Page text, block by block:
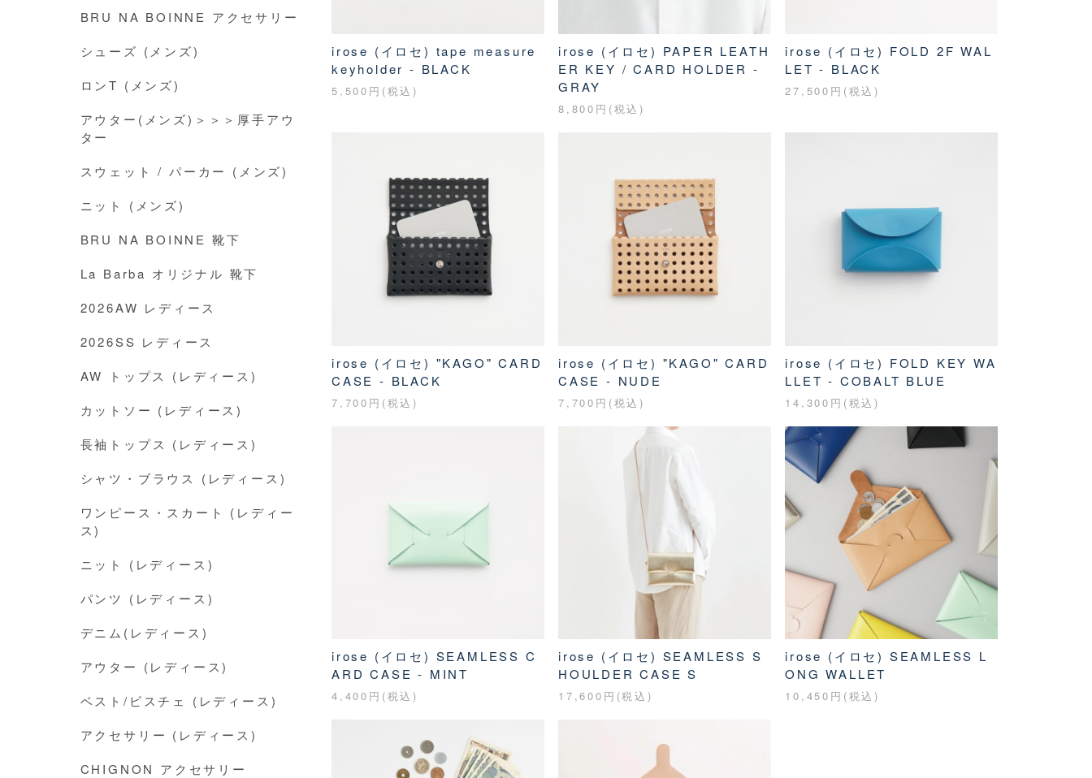
irose (イロセ) tape measure
keyholder - BLACK
5,500円(税込)
irose (イロセ) PAPER LEATH
ER KEY / CARD HOLDER -
GRAY
8,800円(税込)
irose (イロセ) FOLD 2F WAL
LET - BLACK
27,500円(税込)
irose (イロセ) "KAGO" CARD
CASE - BLACK
7,700円(税込)
irose (イロセ) "KAGO" CARD
CASE - NUDE
7,700円(税込)
irose (イロセ) FOLD KEY WA
LLET - COBALT BLUE
14,300円(税込)
irose (イロセ) SEAMLESS C
ARD CASE - MINT
4,400円(税込)
irose (イロセ) SEAMLESS S
HOULDER CASE S
17,600円(税込)
irose (イロセ) SEAMLESS L
ONG WALLET
10,450円(税込)
BRU NA BOINNE アクセサリー
シューズ (メンズ)
ロンT (メンズ)
アウター(メンズ)＞＞＞厚手アウ
ター
スウェット / パーカー (メンズ)
ニット (メンズ)
BRU NA BOINNE 靴下
La Barba オリジナル 靴下
2026AW レディース
2026SS レディース
AW トップス (レディース)
カットソー (レディース)
長袖トップス (レディース)
シャツ・ブラウス (レディース)
ワンピース・スカート (レディー
ス)
ニット (レディース)
パンツ (レディース)
デニム(レディース)
アウター (レディース)
ベスト/ビスチェ (レディース)
アクセサリー (レディース)
CHIGNON アクセサリー